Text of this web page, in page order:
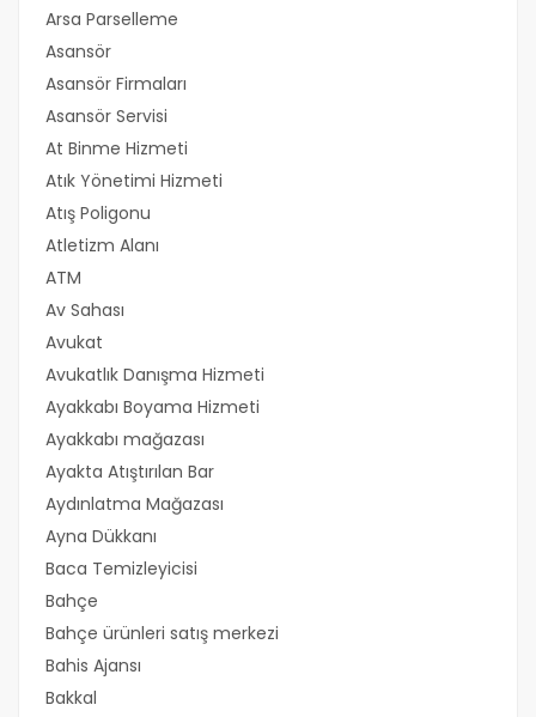
Arsa Parselleme
Asansör
Asansör Firmaları
Asansör Servisi
At Binme Hizmeti
Atık Yönetimi Hizmeti
Atış Poligonu
Atletizm Alanı
ATM
Av Sahası
Avukat
Avukatlık Danışma Hizmeti
Ayakkabı Boyama Hizmeti
Ayakkabı mağazası
Ayakta Atıştırılan Bar
Aydınlatma Mağazası
Ayna Dükkanı
Baca Temizleyicisi
Bahçe
Bahçe ürünleri satış merkezi
Bahis Ajansı
Bakkal